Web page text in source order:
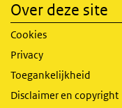
Over deze site
Cookies
Privacy
Toegankelijkheid
Disclaimer en copyright